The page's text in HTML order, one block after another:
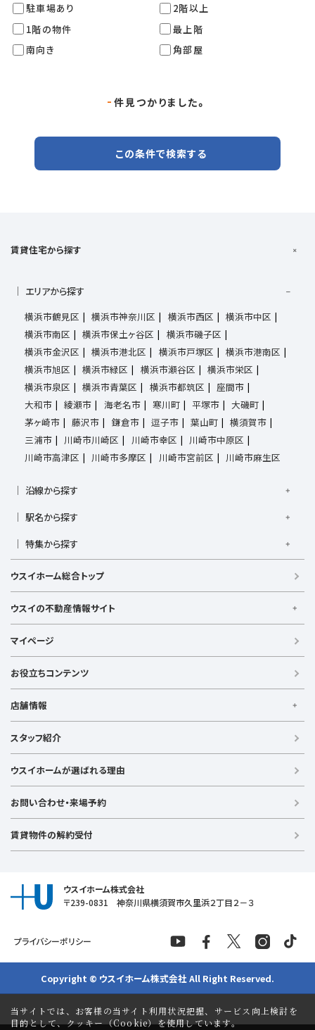
駐車場あり
2階以上
1階の物件
最上階
南向き
角部屋
- 件見つかりました。
この条件で検索する
賃貸住宅から探す
エリアから探す
横浜市鶴見区
横浜市神奈川区 横浜市西区
横浜市中区
横浜市南区
横浜市保土ヶ谷区
横浜市磯子区
横浜市金沢区
横浜市港北区 横浜市戸塚区
横浜市港南区
横浜市旭区
横浜市緑区 横浜市瀬谷区
横浜市栄区
横浜市泉区
横浜市青葉区 横浜市都筑区
座間市
大和市
綾瀬市 海老名市 寒川町 平塚市
大磯町
茅ヶ崎市
藤沢市 鎌倉市 逗子市 葉山町
横須賀市
三浦市
川崎市川崎区 川崎市幸区
川崎市中原区
川崎市高津区
川崎市多摩区 川崎市宮前区 川崎市麻生区
沿線から探す
湘南新宿ライン高海
京急本線
京急久里浜線 京急逗子線
小田急小田原線
小田急江ノ島線
ブルーライン
相鉄いずみ野線
相模鉄道新横浜線
駅名から探す
港南台駅
小机駅
逗子駅
センター南 中央林間駅 辻堂駅
戸塚駅
根岸駅
平塚駅 藤沢駅
横須賀中央駅
横浜駅
特集から探す
新築・築浅
フリーレント
学生・一人暮らし向け
敷金・礼金なし
ペット相談可
ウスイホーム総合トップ
ウスイの不動産情報サイト
【借りる】
賃貸住宅
事業用賃貸
【買う】
新築戸建て
土地
投資物件
ラグジュアリー物件
【売る】
マイページ
お役立ちコンテンツ
店舗情報
【横浜エリア】
金沢文庫店
上大岡店 戸塚店 新横浜店
港北ニュータウン店
【湘南エリア】
追浜店
衣笠店
横須賀中央店
スタッフ紹介
ウスイホームが選ばれる理由
お問い合わせ・来場予約
賃貸物件の解約受付
ウスイホーム株式会社
〒239-0831 神奈川県横須賀市久里浜２丁目２－３
プライバシーポリシー
Copyright © ウスイホーム株式会社 All Right Reserved.
当サイトでは、お客様の当サイト利用状況把握、サービス向上検討を
目的として、クッキー（Cookie）を使用しています。